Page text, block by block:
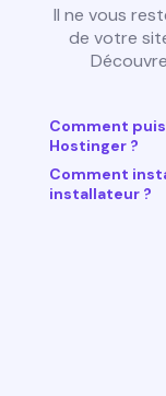
Il ne vous
de votre
Comment
Hostinger ?
Comment
installateur ?